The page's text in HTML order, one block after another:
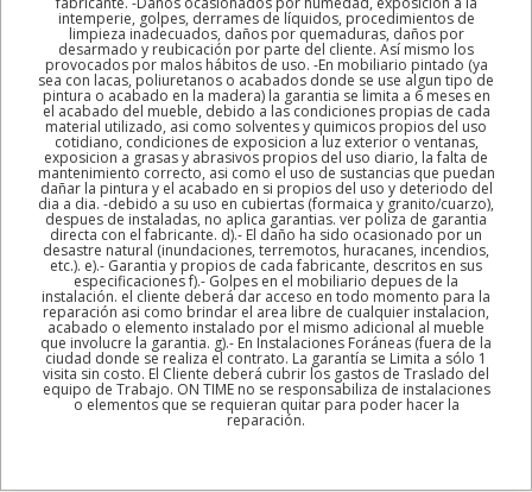
intemperie, golpes, derrames de líquidos, procedimientos de
limpieza inadecuados, daños por quemaduras, daños por
desarmado y reubicación por parte del cliente. Así mismo los
provocados por malos hábitos de uso. -En mobiliario pintado (ya
sea con lacas, poliuretanos o acabados donde se use algun tipo de
pintura o acabado en la madera) la garantia se limita a 6 meses en
el acabado del mueble, debido a las condiciones propias de cada
material utilizado, asi como solventes y quimicos propios del uso
cotidiano, condiciones de exposicion a luz exterior o ventanas,
exposicion a grasas y abrasivos propios del uso diario, la falta de
mantenimiento correcto, asi como el uso de sustancias que puedan
dañar la pintura y el acabado en si propios del uso y deteriodo del
dia a dia. -debido a su uso en cubiertas (formaica y granito/cuarzo),
despues de instaladas, no aplica garantias. ver poliza de garantia
directa con el fabricante. d).- El daño ha sido ocasionado por un
desastre natural (inundaciones, terremotos, huracanes, incendios,
etc.). e).- Garantia y propios de cada fabricante, descritos en sus
especificaciones f).- Golpes en el mobiliario depues de la
instalación. el cliente deberá dar acceso en todo momento para la
reparación asi como brindar el area libre de cualquier instalacion,
acabado o elemento instalado por el mismo adicional al mueble
que involucre la garantia. g).- En Instalaciones Foráneas (fuera de la
ciudad donde se realiza el contrato. La garantía se Limita a sólo 1
visita sin costo. El Cliente deberá cubrir los gastos de Traslado del
equipo de Trabajo. ON TIME no se responsabiliza de instalaciones
o elementos que se requieran quitar para poder hacer la
reparación.